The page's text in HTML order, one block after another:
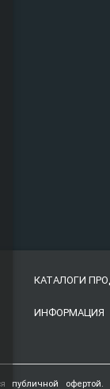
КАТАЛОГИ
ИНФОРМАЦИЯ
публичной